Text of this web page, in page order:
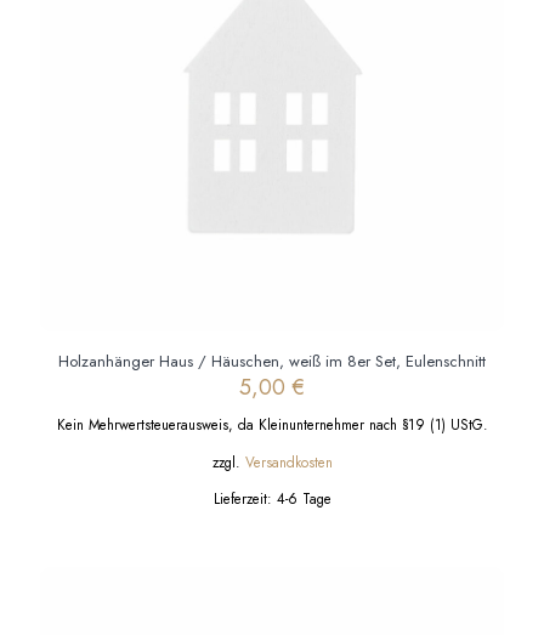
werden
Holzanhänger Haus / Häuschen, weiß im 8er Set, Eulenschnitt
5,00 €
Kein Mehrwertsteuerausweis, da Kleinunternehmer nach §19 (1) UStG.
zzgl. Versandkosten
Lieferzeit: 4-6 Tage